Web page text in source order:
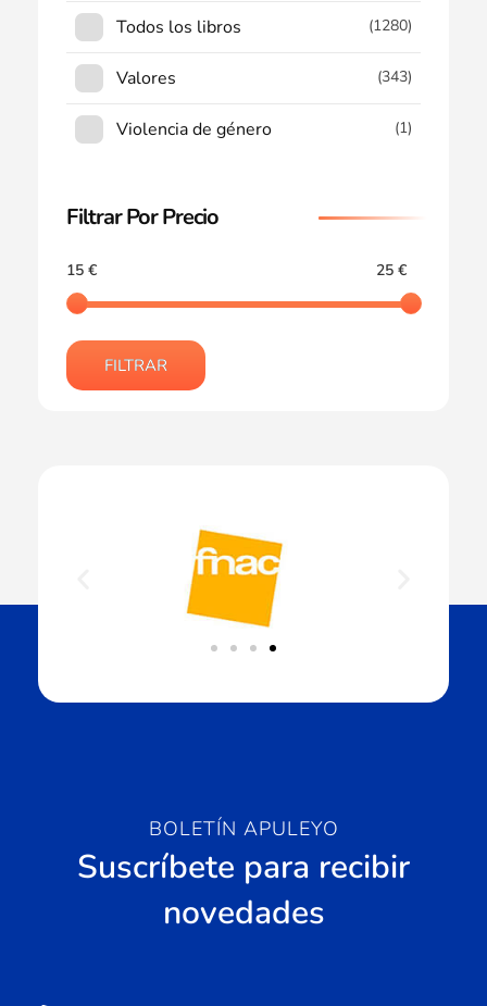
Todos los libros (1280)
Valores (343)
Violencia de género (1)
Filtrar Por Precio
15 € 25 €
FILTRAR
BOLETÍN APULEYO
Suscríbete para recibir
novedades